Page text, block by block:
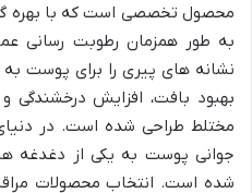
محصول تخصصی است که با بهره
به طور همزمان رطوبت رسانی
نشانه های پیری را برای پوست به
بهبود بافت، افزایش درخشندگی
مختلط طراحی شده است. در
جوانی پوست به یکی از دغدغه
شده است. انتخاب محصولات